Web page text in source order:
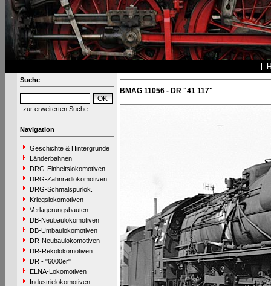
Suche
zur erweiterten Suche
Navigation
Geschichte & Hintergründe
Länderbahnen
DRG-Einheitslokomotiven
DRG-Zahnradlokomotiven
DRG-Schmalspurlok.
Kriegslokomotiven
Verlagerungsbauten
DB-Neubaulokomotiven
DB-Umbaulokomotiven
DR-Neubaulokomotiven
DR-Rekolokomotiven
DR - "6000er"
ELNA-Lokomotiven
Industrielokomotiven
BMAG 11056 - DR "41 117"